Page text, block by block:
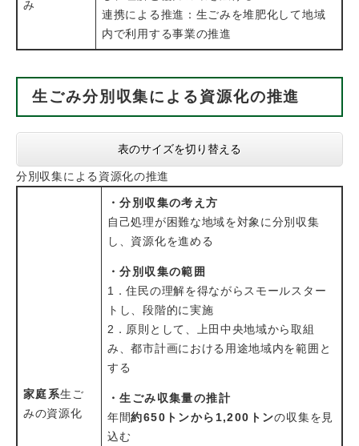
み
連携による推進：生ごみを堆肥化して地域
内で利用する事業の推進
生ごみ分別収集による資源化の推進
表のサイズを切り替える
分別収集による資源化の推進
家庭系生ご
みの資源化
・分別収集の考え方
自己処理が困難な地域を対象に分別収集
し、資源化を進める
・分別収集の範囲
1．住民の理解を得ながらスモールスター
トし、段階的に実施
2．原則として、上田中央地域から取組
み、都市計画における用途地域内を範囲と
する
・生ごみ収集量の推計
年間約650トンから1,200トンの収集を見
込む